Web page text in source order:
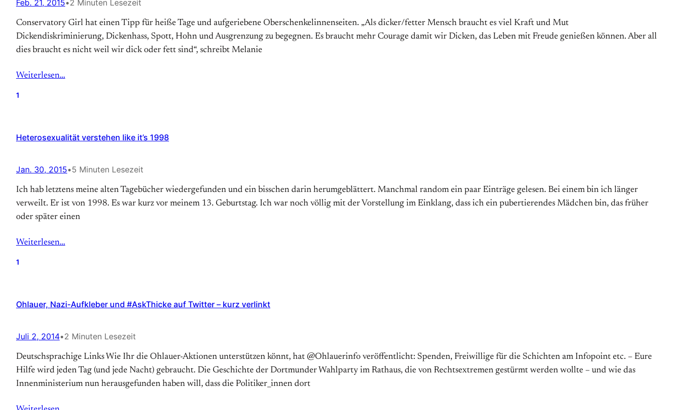
Feb. 21, 2015•2 Minuten Lesezeit
Conservatory Girl hat einen Tipp für heiße Tage und aufgeriebene Oberschenkelinnenseiten. „Als dicker/fetter Mensch braucht es viel Kraft und Mut
Dickendiskriminierung, Dickenhass, Spott, Hohn und Ausgrenzung zu begegnen. Es braucht mehr Courage damit wir Dicken, das Leben mit Freude genießen können. Aber all
dies braucht es nicht weil wir dick oder fett sind“, schreibt Melanie
Weiterlesen…
1
Heterosexualität verstehen like it’s 1998
Jan. 30, 2015•5 Minuten Lesezeit
Ich hab letztens meine alten Tagebücher wiedergefunden und ein bisschen darin herumgeblättert. Manchmal random ein paar Einträge gelesen. Bei einem bin ich länger
verweilt. Er ist von 1998. Es war kurz vor meinem 13. Geburtstag. Ich war noch völlig mit der Vorstellung im Einklang, dass ich ein pubertierendes Mädchen bin, das früher
oder später einen
Weiterlesen…
1
Ohlauer, Nazi-Aufkleber und #AskThicke auf Twitter – kurz verlinkt
Juli 2, 2014•2 Minuten Lesezeit
Deutschsprachige Links Wie Ihr die Ohlauer-Aktionen unterstützen könnt, hat @Ohlauerinfo veröffentlicht: Spenden, Freiwillige für die Schichten am Infopoint etc. – Eure
Hilfe wird jeden Tag (und jede Nacht) gebraucht. Die Geschichte der Dortmunder Wahlparty im Rathaus, die von Rechtsextremen gestürmt werden wollte – und wie das
Innenministerium nun herausgefunden haben will, dass die Politiker_innen dort